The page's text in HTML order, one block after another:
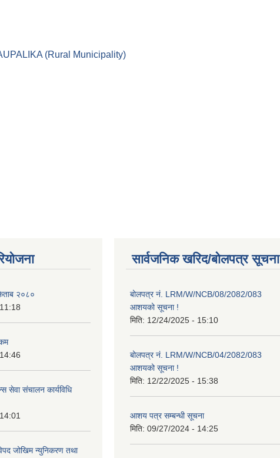
(Rural Municipality)
२०८०
सेवा संचालन कार्यविधि
जोखिम न्युनिकरण तथा
सार्वजनिक खरिद/बोलपत्र सूचना
बोलपत्र नं. LRM/W/NCB/08/2082/083
आशयको सूचना !
मिति: 12/24/2025 - 15:10
बोलपत्र नं. LRM/W/NCB/04/2082/083
आशयको सूचना !
मिति: 12/22/2025 - 15:38
आशय पत्र सम्बन्धी सूचना
मिति: 09/27/2024 - 14:25